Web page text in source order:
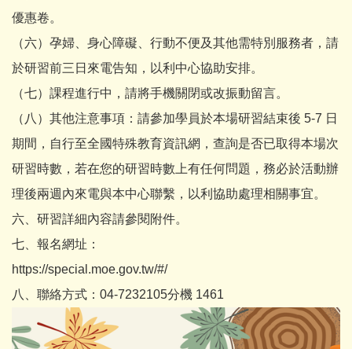
優惠卷。
（六）孕婦、身心障礙、行動不便及其他需特別服務者，請
於研習前三日來電告知，以利中心協助安排。
（七）課程進行中，請將手機關閉或改振動留言。
（八）其他注意事項：請參加學員於本場研習結束後 5-7 日
期間，自行至全國特殊教育資訊網，查詢是否已取得本場次
研習時數，若在您的研習時數上有任何問題，務必於活動辦
理後兩週內來電與本中心聯繫，以利協助處理相關事宜。
六、研習詳細內容請參閱附件。
七、報名網址：
https://special.moe.gov.tw/#/
八、聯絡方式：04-7232105分機 1461